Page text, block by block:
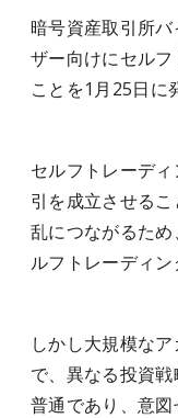
暗号資産取引所
ザー向けにセル
ことを1月25日に
セルフトレーデ
引を成立させる
乱につながるた
ルフトレーディン
しかし大規模な
で、異なる投資
普通であり、意